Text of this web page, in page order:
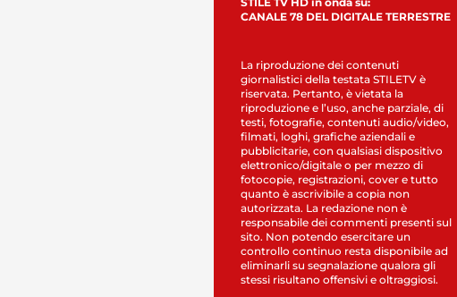
CANALE 78 DEL DIGITALE TERRESTRE
La riproduzione dei contenuti
giornalistici della testata STILETV è
riservata. Pertanto, è vietata la
riproduzione e l’uso, anche parziale, di
testi, fotografie, contenuti audio/video,
filmati, loghi, grafiche aziendali e
pubblicitarie, con qualsiasi dispositivo
elettronico/digitale o per mezzo di
fotocopie, registrazioni, cover e tutto
quanto è ascrivibile a copia non
autorizzata. La redazione non è
responsabile dei commenti presenti sul
sito. Non potendo esercitare un
controllo continuo resta disponibile ad
eliminarli su segnalazione qualora gli
stessi risultano offensivi e oltraggiosi.